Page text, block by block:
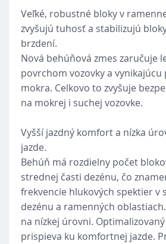
Veľké, robustné bloky v
zvyšujú tuhosť a stabilizujú
brzdení.
Nová behúňová zmes zaručuje
povrchom vozovky a vynikajúcu
mokra. Celkovo to zvyšuje
na mokrej i suchej vozovke.
Vyšší jazdný komfort a nízka
jazde.
Behúň má rozdielny počet
strednej časti dezénu, čo
frekvencie hlukových spektier v
dezénu a ramenných
na nízkej úrovni.
prispieva ku komfortnej jazde.